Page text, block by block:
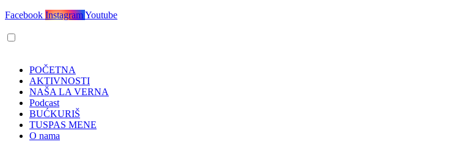
Facebook InstagramYoutube
POČETNA
AKTIVNOSTI
NAŠA LA VERNA
Podcast
BUĆKURIŠ
TUSPAS MENE
O nama